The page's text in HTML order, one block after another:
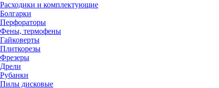
Расходики и комплектующие
Болгарки
Перфораторы
Фены, термофены
Гайковерты
Плиткорезы
Фрезеры
Дрели
Рубанки
Пилы дисковые